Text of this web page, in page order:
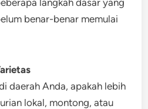
benar-benar memulai
daerah Anda, apakah lebih
lokal, montong, atau